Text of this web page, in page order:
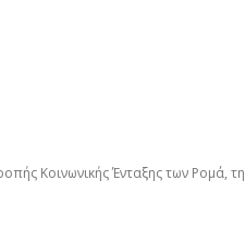
Κοινωνικής Ένταξης των Ρομά,